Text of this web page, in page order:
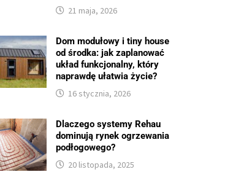
21 maja, 2026
Dom modułowy i tiny house
od środka: jak zaplanować
układ funkcjonalny, który
naprawdę ułatwia życie?
16 stycznia, 2026
Dlaczego systemy Rehau
dominują rynek ogrzewania
podłogowego?
20 listopada, 2025